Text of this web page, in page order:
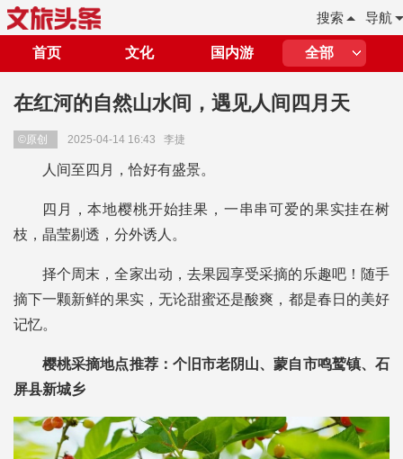
导航
搜索
首页 文化 国内游 全部
在红河的自然山水间，遇见人间四月天
©原创 2025-04-14 16:43 李捷
人间至四月，恰好有盛景。
四月，本地樱桃开始挂果，一串串可爱的果实挂在树
枝，晶莹剔透，分外诱人。
择个周末，全家出动，去果园享受采摘的乐趣吧！随手
摘下一颗新鲜的果实，无论甜蜜还是酸爽，都是春日的美好
记忆。
樱桃采摘地点推荐：个旧市老阴山、蒙自市鸣鹫镇、石
屏县新城乡